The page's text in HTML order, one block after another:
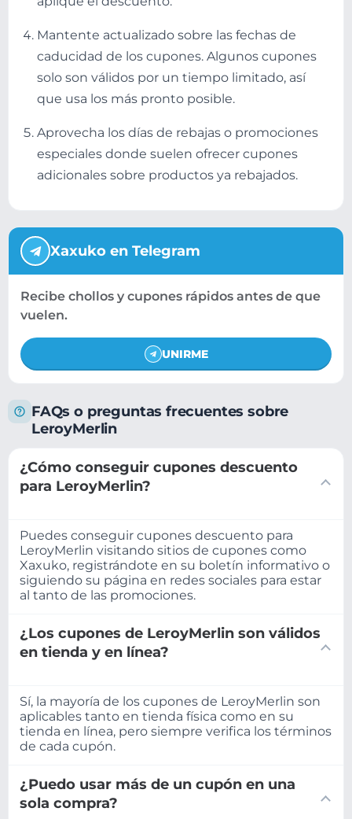
Mantente actualizado sobre las fechas de
caducidad de los cupones. Algunos cupones
solo son válidos por un tiempo limitado, así
que usa los más pronto posible.
Aprovecha los días de rebajas o promociones
especiales donde suelen ofrecer cupones
adicionales sobre productos ya rebajados.
FAQs o preguntas frecuentes sobre
LeroyMerlin
¿Cómo conseguir cupones descuento
para LeroyMerlin?
Puedes conseguir cupones descuento para
LeroyMerlin visitando sitios de cupones como
Xaxuko, registrándote en su boletín informativo o
siguiendo su página en redes sociales para estar
al tanto de las promociones.
¿Los cupones de LeroyMerlin son válidos
en tienda y en línea?
Sí, la mayoría de los cupones de LeroyMerlin son
aplicables tanto en tienda física como en su
tienda en línea, pero siempre verifica los términos
de cada cupón.
¿Puedo usar más de un cupón en una
sola compra?
Xaxuko en Telegram
Recibe chollos y cupones rápidos antes de que
vuelen.
UNIRME